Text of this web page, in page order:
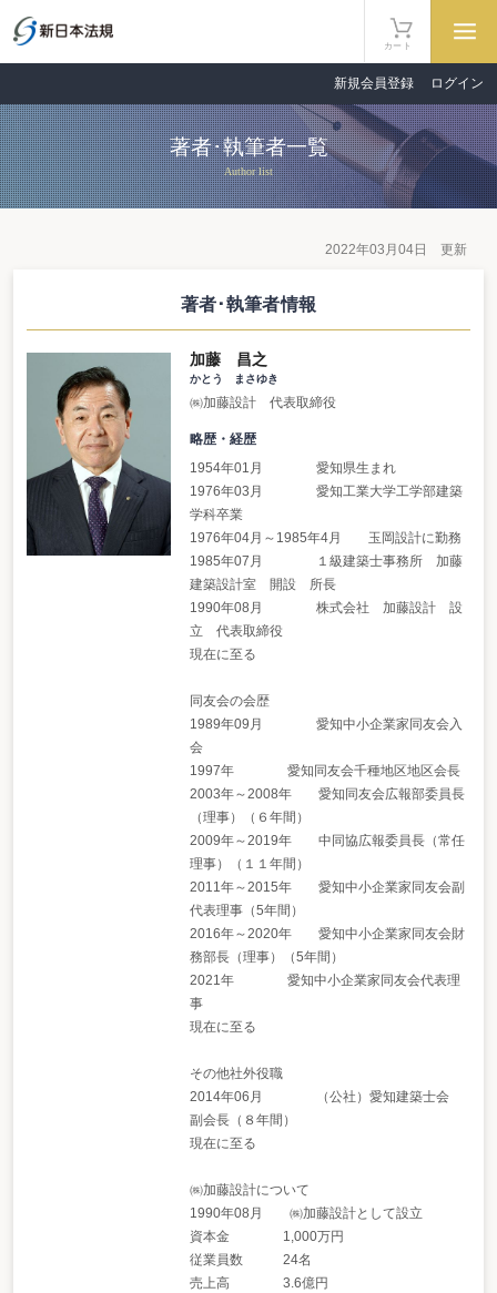
カート
新規会員登録 ログイン
著者･執筆者一覧
Author list
2022年03月04日 更新
著者･執筆者情報
加藤 昌之
かとう まさゆき
㈱加藤設計 代表取締役
略歴・経歴
1954年01月 愛知県生まれ
1976年03月 愛知工業大学工学部建築
学科卒業
1976年04月～1985年4月 玉岡設計に勤務
1985年07月 １級建築士事務所 加藤
建築設計室 開設 所長
1990年08月 株式会社 加藤設計 設
立 代表取締役
現在に至る
同友会の会歴
1989年09月 愛知中小企業家同友会入
会
1997年 愛知同友会千種地区地区会長
2003年～2008年 愛知同友会広報部委員長
（理事）（６年間）
2009年～2019年 中同協広報委員長（常任
理事）（１１年間）
2011年～2015年 愛知中小企業家同友会副
代表理事（5年間）
2016年～2020年 愛知中小企業家同友会財
務部長（理事）（5年間）
2021年 愛知中小企業家同友会代表理
事
現在に至る
その他社外役職
2014年06月 （公社）愛知建築士会
副会長（８年間）
現在に至る
㈱加藤設計について
1990年08月 ㈱加藤設計として設立
資本金 1,000万円
従業員数 24名
売上高 3.6億円